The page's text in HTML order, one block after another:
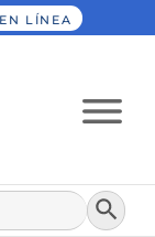
LÍNEA
Botón